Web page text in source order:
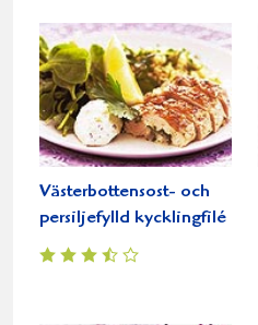
Västerbottensost- och
persiljefylld kycklingfilé